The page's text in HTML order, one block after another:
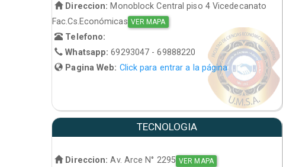
Direccion: Monoblock Central piso 4 Vicedecanato
Fac.Cs.Económicas VER MAPA
Telefono:
Whatsapp:69293047 - 69888220
Pagina Web: Click para entrar a la página
TECNOLOGIA
Direccion: Av. Arce N° 2295 VER MAPA